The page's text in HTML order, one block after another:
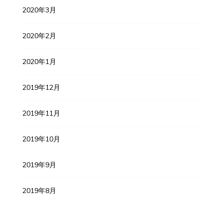
2020年3月
2020年2月
2020年1月
2019年12月
2019年11月
2019年10月
2019年9月
2019年8月